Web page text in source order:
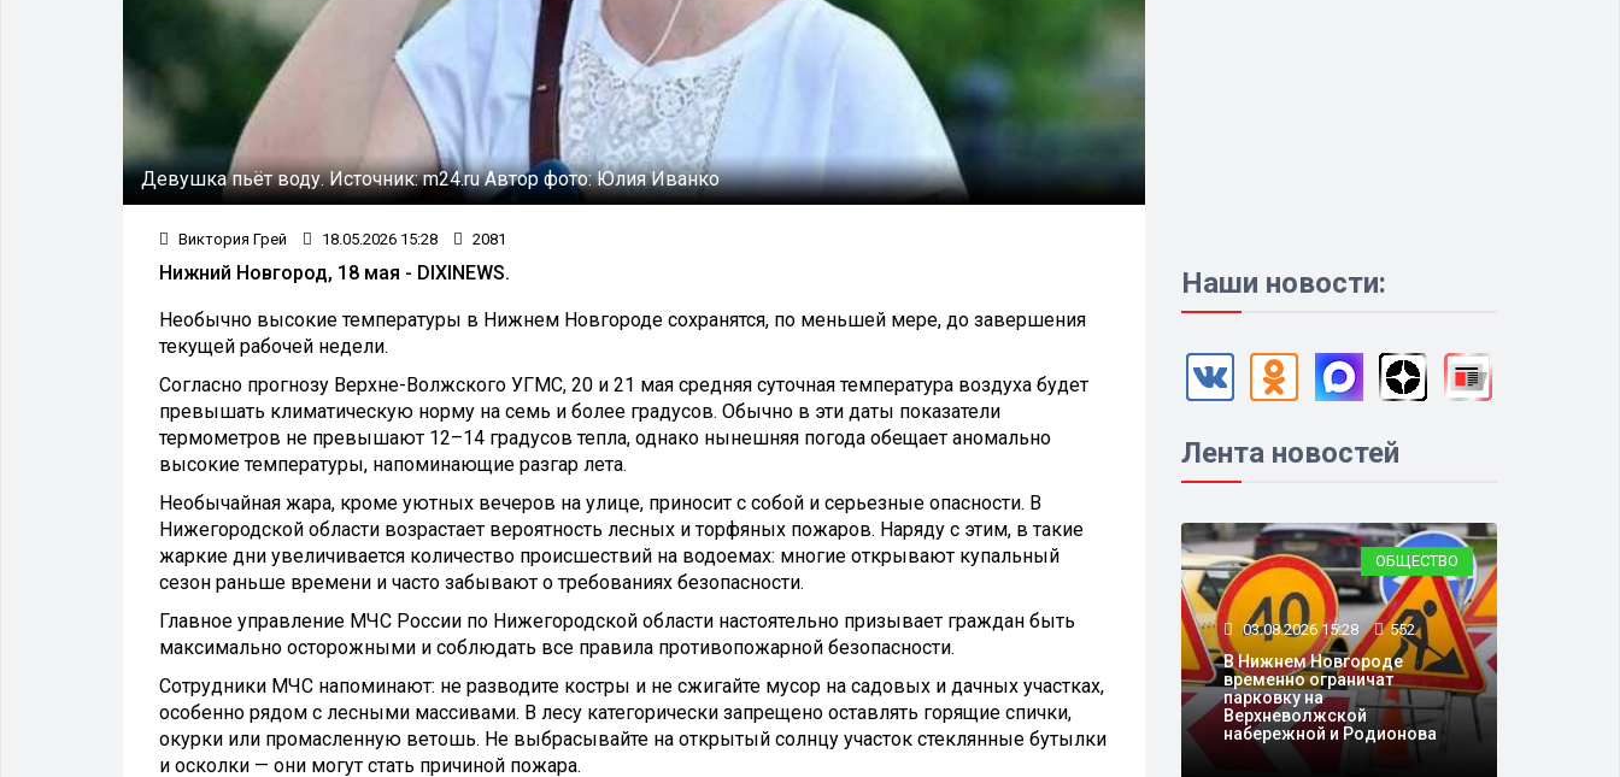
Девушка пьёт воду.Источник:m24.ruАвтор фото:Юлия Иванко
Виктория Грей 18.05.2026 15:28 2081
Нижний Новгород, 18 мая - DIXINEWS.
Необычно высокие температуры в Нижнем Новгороде сохранятся, по меньшей мере, до завершения
текущей рабочей недели.
Согласно прогнозу Верхне-Волжского УГМС, 20 и 21 мая средняя суточная температура воздуха будет
превышать климатическую норму на семь и более градусов. Обычно в эти даты показатели
термометров не превышают 12–14 градусов тепла, однако нынешняя погода обещает аномально
высокие температуры, напоминающие разгар лета.
Необычайная жара, кроме уютных вечеров на улице, приносит с собой и серьезные опасности. В
Нижегородской области возрастает вероятность лесных и торфяных пожаров. Наряду с этим, в такие
жаркие дни увеличивается количество происшествий на водоемах: многие открывают купальный
сезон раньше времени и часто забывают о требованиях безопасности.
Главное управление МЧС России по Нижегородской области настоятельно призывает граждан быть
максимально осторожными и соблюдать все правила противопожарной безопасности.
Сотрудники МЧС напоминают: не разводите костры и не сжигайте мусор на садовых и дачных участках,
особенно рядом с лесными массивами. В лесу категорически запрещено оставлять горящие спички,
окурки или промасленную ветошь. Не выбрасывайте на открытый солнцу участок стеклянные бутылки
и осколки — они могут стать причиной пожара.
Наши новости:
Лента новостей
ОБЩЕСТВО
03.08.2026 15:28 552
В Нижнем Новгороде
временно ограничат
парковку на
Верхневолжской
набережной и Родионова